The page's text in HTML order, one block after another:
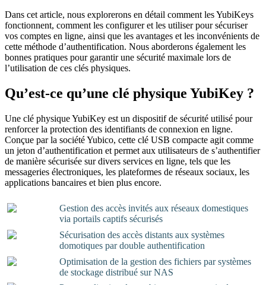
Dans cet article, nous explorerons en détail comment les YubiKeys
fonctionnent, comment les configurer et les utiliser pour sécuriser
vos comptes en ligne, ainsi que les avantages et les inconvénients de
cette méthode d’authentification. Nous aborderons également les
bonnes pratiques pour garantir une sécurité maximale lors de
l’utilisation de ces clés physiques.
Qu’est-ce qu’une clé physique YubiKey ?
Une clé physique YubiKey est un dispositif de sécurité utilisé pour
renforcer la protection des identifiants de connexion en ligne.
Conçue par la société Yubico, cette clé USB compacte agit comme
un jeton d’authentification et permet aux utilisateurs de s’authentifier
de manière sécurisée sur divers services en ligne, tels que les
messageries électroniques, les plateformes de réseaux sociaux, les
applications bancaires et bien plus encore.
Gestion des accès invités aux réseaux domestiques
via portails captifs sécurisés
Sécurisation des accès distants aux systèmes
domotiques par double authentification
Optimisation de la gestion des fichiers par systèmes
de stockage distribué sur NAS